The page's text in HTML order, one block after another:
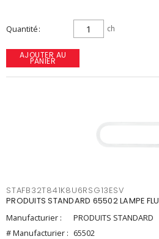
Quantité ch
AJOUTER AU
PANIER
STAFB32T841K8U6RSG13ESV
PRODUITS STANDARD 65502 LAMPE
Manufacturier :
PRODUITS STANDARD
# Manufacturier : 65502